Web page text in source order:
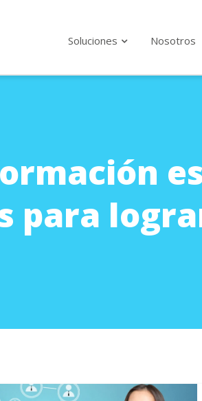
Soluciones Nosotros
para